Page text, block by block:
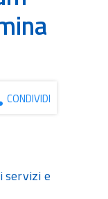
CONDIVIDI
servizi e